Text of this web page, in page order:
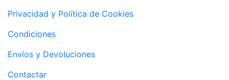
Privacidad y Política de Cookies
Condiciones
Envíos y Devoluciones
Contactar